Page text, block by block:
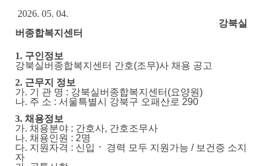
2026. 05. 04.
강북실
버종합복지센터
1. 구인정보
강북실버종합복지센터 간호(조무)사 채용 공고
2. 근무지 정보
가. 기 관 명 : 강북실버종합복지센터 (요양원)
나. 주 소 : 서울특별시 강북구 오패산로 290
3. 채용정보
가. 채용분야 : 간호사, 간호조무사
나. 채용인원 : 2명
다. 지원자격 : 신입 ㆍ 경력 모두 지원가능 / 보건증 소지
자